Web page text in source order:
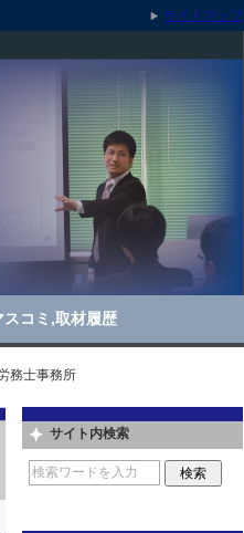
スコミ,取材履歴
務士事務所
サイト内検索
サイトマップ